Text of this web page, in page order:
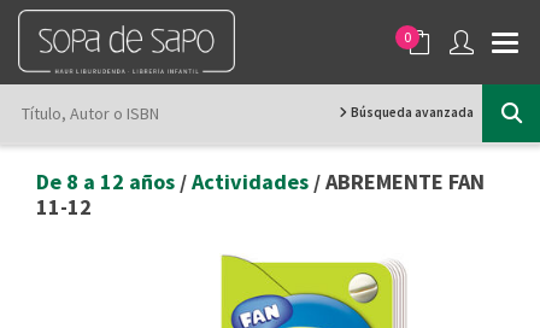
0
Búsqueda avanzada
De 8 a 12 años /Actividades / ABREMENTE FAN
11-12